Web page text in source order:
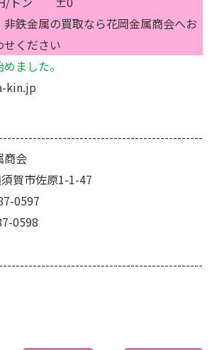
鉄金属の買取なら花岡金属商会へお
ください
ました。
kin.jp
商会
賀市佐原1-1-47
0597
0598